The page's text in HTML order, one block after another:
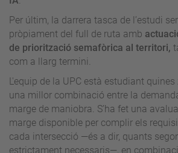
Per últim, la darrera tasca de l’estudi
pròpiament del full de ruta amb
de priorització semafòrica al territori,
com a llarg termini.
L'equip de la UPC està estudiant
una millor combinació entre la
marge de maniobra. S’ha fet una
marge disponible per complir els
cada intersecció —és a dir, quants
estrictament necessaris—, en